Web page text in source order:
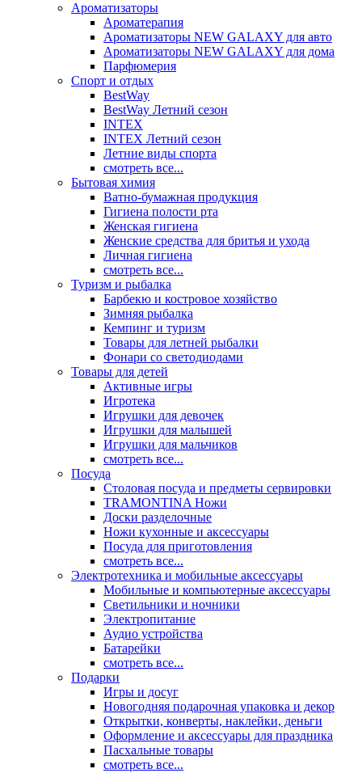
Ароматизаторы
Ароматерапия
Ароматизаторы NEW GALAXY для авто
Ароматизаторы NEW GALAXY для дома
Парфюмерия
Спорт и отдых
BestWay
BestWay Летний сезон
INTEX
INTEX Летний сезон
Летние виды спорта
смотреть все...
Бытовая химия
Ватно-бумажная продукция
Гигиена полости рта
Женская гигиена
Женские средства для бритья и ухода
Личная гигиена
смотреть все...
Туризм и рыбалка
Барбекю и костровое хозяйство
Зимняя рыбалка
Кемпинг и туризм
Товары для летней рыбалки
Фонари со светодиодами
Товары для детей
Активные игры
Игротека
Игрушки для девочек
Игрушки для малышей
Игрушки для мальчиков
смотреть все...
Посуда
Столовая посуда и предметы сервировки
TRAMONTINA Ножи
Доски разделочные
Ножи кухонные и аксессуары
Посуда для приготовления
смотреть все...
Электротехника и мобильные аксессуары
Мобильные и компьютерные аксессуары
Светильники и ночники
Электропитание
Аудио устройства
Батарейки
смотреть все...
Подарки
Игры и досуг
Новогодняя подарочная упаковка и декор
Открытки, конверты, наклейки, деньги
Оформление и аксессуары для праздника
Пасхальные товары
смотреть все...